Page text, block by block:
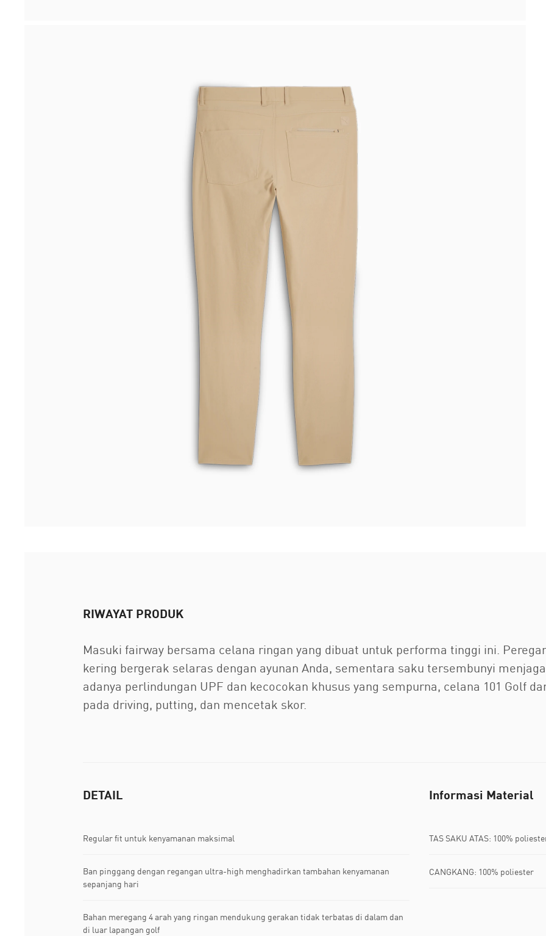
RIWAYAT PRODUK
Masuki fairway bersama celana ringan yang dibuat untuk performa tinggi ini.
kering bergerak selaras dengan ayunan Anda, sementara saku tersembunyi
adanya perlindungan UPF dan kecocokan khusus yang sempurna, celana 101 Golf
pada driving, putting, dan mencetak skor.
DETAIL
Regular fit untuk kenyamanan maksimal
Ban pinggang dengan regangan ultra-high menghadirkan tambahan kenyamanan
sepanjang hari
Bahan meregang 4 arah yang ringan mendukung gerakan tidak terbatas di dalam dan
di luar lapangan golf
Informasi Material
TAS SAKU ATAS: 100%
CANGKANG: 100% poliester